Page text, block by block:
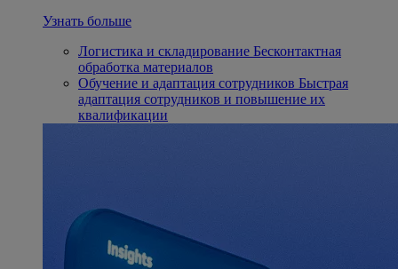
Узнать больше
Логистика и складирование Бесконтактная
обработка материалов
Обучение и адаптация сотрудников Быстрая
адаптация сотрудников и повышение их
квалификации